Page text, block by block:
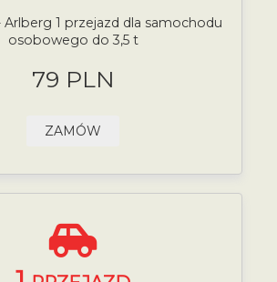
Arlberg 1 przejazd dla samochodu
osobowego do 3,5 t
79 PLN
ZAMÓW